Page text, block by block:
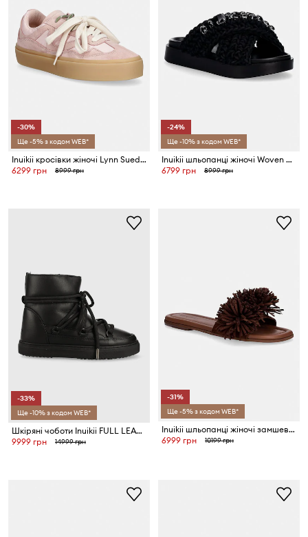
-30%
Ще -5% з кодом WEB*
Inuikii кросівки жіночі Lynn Suede
6299 грн
8999 грн
-24%
Ще -10% з кодом WEB*
Inuikii шльопанці жіночі Woven Stones
6799 грн
8999 грн
-33%
Ще -10% з кодом WEB*
Шкіряні чоботи Inuikii FULL LEATHER
9999 грн
14999 грн
-31%
Ще -5% з кодом WEB*
Inuikii шльопанці жіночі замшеві Fringes Flower
6999 грн
10199 грн